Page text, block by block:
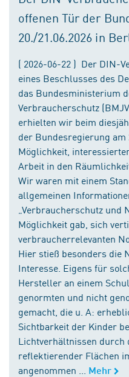
offenen Tür der
20./21.06.2026 in
( 2026-06-22 ) Der DIN-
eines Beschlusses des
das Bundesministerium
Verbraucherschutz
erhielten wir beim
der Bundesregierung am
Möglichkeit,
Arbeit in den
Wir waren mit einem
allgemeinen
„Verbraucherschutz und
Möglichkeit gab, sich
verbraucherrelevanten
Hier stieß besonders die
Interesse. Eigens für
Hersteller an einem
genormten und nicht
gemacht, die u. A:
Sichtbarkeit der Kinder
Lichtverhältnissen durch
reflektierender Flächen
angenommen ...
Mehr